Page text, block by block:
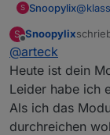
S Snoopylix@
@
Tolles
S
Offline
Snoopylix
@arteck
Heute ist dein
Leider habe ich
Als ich das
durchreichen